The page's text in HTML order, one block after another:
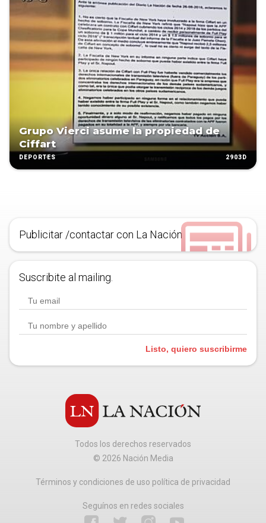
Grupo Vierci asume la propiedad de
Ciffart
DEPORTES 2903D
Publicitar /contactar con La Nación
Suscribite al mailing.
Listo, quiero suscribirme
Todos los derechos reservados
© 2026 Nación Media
Términos y condiciones de uso política de privacidad
Seguínos en redes sociales